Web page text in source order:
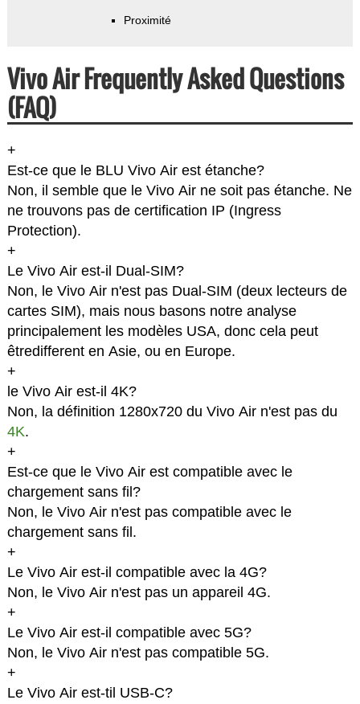
Proximité
Vivo Air Frequently Asked Questions
(FAQ)
+
Est-ce que le BLU Vivo Air est étanche?
Non, il semble que le Vivo Air ne soit pas étanche. Ne
ne trouvons pas de certification IP (Ingress
Protection).
+
Le Vivo Air est-il Dual-SIM?
Non, le Vivo Air n'est pas Dual-SIM (deux lecteurs de
cartes SIM), mais nous basons notre analyse
principalement les modèles USA, donc cela peut
êtredifferent en Asie, ou en Europe.
+
le Vivo Air est-il 4K?
Non, la définition 1280x720 du Vivo Air n'est pas du
4K.
+
Est-ce que le Vivo Air est compatible avec le
chargement sans fil?
Non, le Vivo Air n'est pas compatible avec le
chargement sans fil.
+
Le Vivo Air est-il compatible avec la 4G?
Non, le Vivo Air n'est pas un appareil 4G.
+
Le Vivo Air est-il compatible avec 5G?
Non, le Vivo Air n'est pas compatible 5G.
+
Le Vivo Air est-til USB-C?